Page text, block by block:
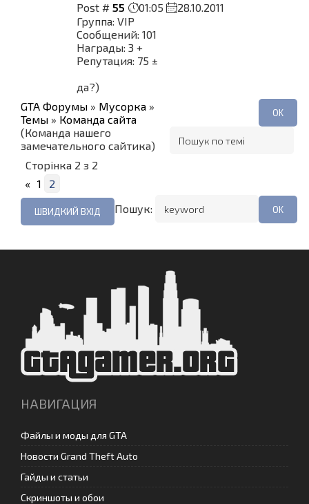
Post # 55 01:05
28.10.2011
Группа: VIP
Сообщений: 101
Награды: 3 +
Репутация: 75 ±
да?)
GTA Форумы » Мусорка »
Темы » Команда сайта
(Команда нашего
замечательного сайтика)
Сторінка 2 з 2
« 1
2
Пошук:
НАВИГАЦИЯ
Файлы и моды для GTA
Новости Grand Theft Auto
Гайды и статьи
Скриншоты и обои